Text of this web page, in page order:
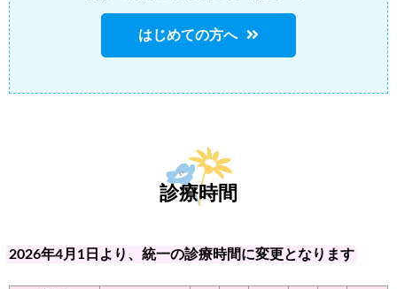
はじめての方へ
診療時間
2026年4月1日より、統一の診療時間に変更となります